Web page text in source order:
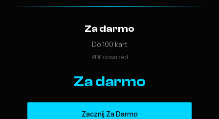
Za darmo
Do 100 kart
PDF download
Za darmo
Zacznij Za Darmo